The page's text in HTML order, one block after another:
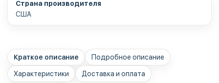
Страна производителя
США
Краткое описание Подробное описание
Характеристики Доставка и оплата